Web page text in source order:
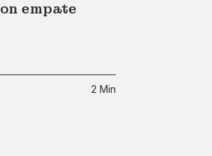
empate
2 Min